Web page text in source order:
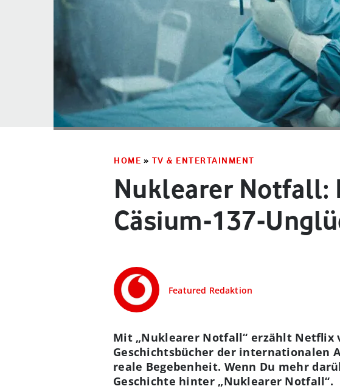
HOME » TV & ENTERTAINMENT
Nuklearer Notfall:
Cäsium-137-
Featured Redaktion
Mit „Nuklearer Notfall“ erzählt Netflix
Geschichtsbücher der internationalen
reale Begebenheit. Wenn Du mehr
Geschichte hinter „Nuklearer Notfall“.